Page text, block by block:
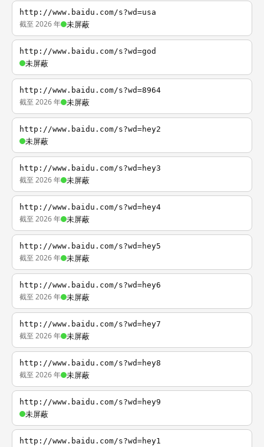
http://www.baidu.com/s?wd=usa
截至 2026 年 未屏蔽
http://www.baidu.com/s?wd=god
未屏蔽
http://www.baidu.com/s?wd=8964
截至 2026 年 未屏蔽
http://www.baidu.com/s?wd=hey2
未屏蔽
http://www.baidu.com/s?wd=hey3
截至 2026 年 未屏蔽
http://www.baidu.com/s?wd=hey4
截至 2026 年 未屏蔽
http://www.baidu.com/s?wd=hey5
截至 2026 年 未屏蔽
http://www.baidu.com/s?wd=hey6
截至 2026 年 未屏蔽
http://www.baidu.com/s?wd=hey7
截至 2026 年 未屏蔽
http://www.baidu.com/s?wd=hey8
截至 2026 年 未屏蔽
http://www.baidu.com/s?wd=hey9
未屏蔽
http://www.baidu.com/s?wd=hey1